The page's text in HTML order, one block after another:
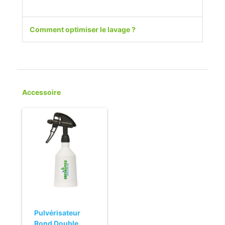
Comment optimiser le lavage ?
Accessoire
Pulvérisateur